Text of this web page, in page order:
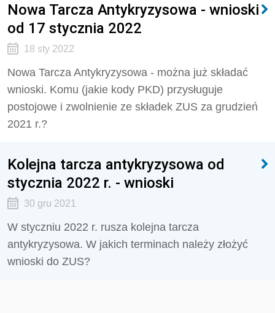
Nowa Tarcza Antykryzysowa - wnioski
od 17 stycznia 2022
18 sty 2022
Nowa Tarcza Antykryzysowa - można już składać
wnioski. Komu (jakie kody PKD) przysługuje
postojowe i zwolnienie ze składek ZUS za grudzień
2021 r.?
Kolejna tarcza antykryzysowa od
stycznia 2022 r. - wnioski
30 gru 2021
W styczniu 2022 r. rusza kolejna tarcza
antykryzysowa. W jakich terminach należy złożyć
wnioski do ZUS?